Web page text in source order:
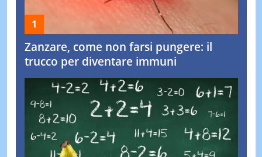
Zanzare, come non farsi pungere: il
trucco per diventare immuni